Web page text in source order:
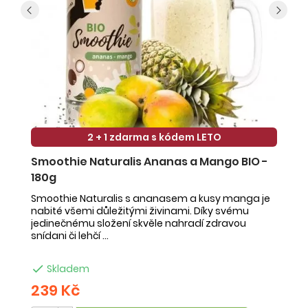
2 + 1 zdarma s kódem LETO
Smoothie Naturalis Ananas a Mango BIO -
180g
Smoothie Naturalis s ananasem a kusy manga je
nabité všemi důležitými živinami. Díky svému
jedinečnému složení skvěle nahradí zdravou
snídani či lehčí ...
 Skladem
239 Kč